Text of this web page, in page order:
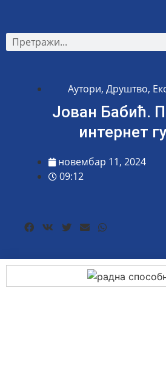
Аутори, Друштво,
Јован Бабић.
интернет
новембар 11, 2024
09:12